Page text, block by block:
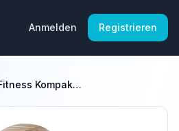
Anmelden Registrieren
mikro eins Fitness Kompakttraining Auenstein